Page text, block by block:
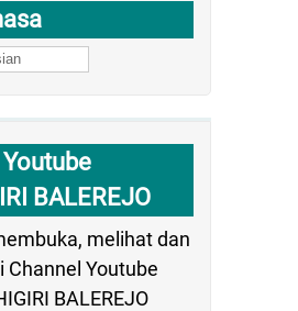
BALEREJO
melihat dan
Channel Youtube
BALEREJO